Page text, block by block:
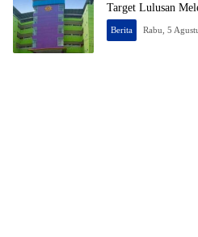
Target Lulusan
Berita Rabu, 5